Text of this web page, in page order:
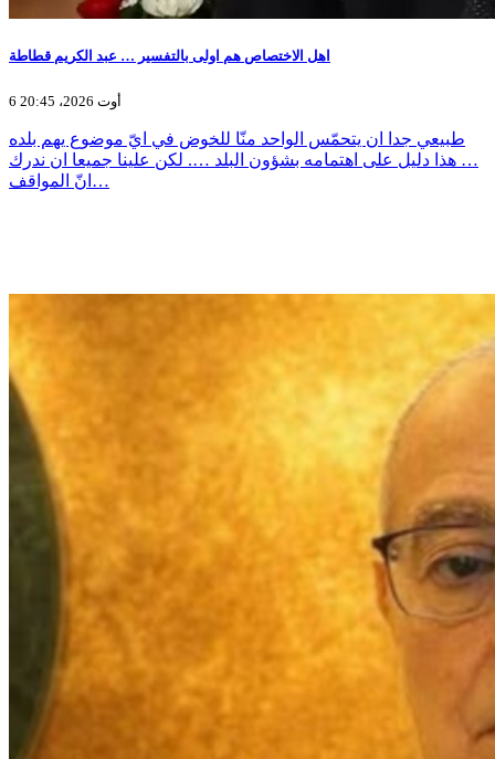
اهل الاختصاص هم اولى بالتفسير … عبد الكريم قطاطة
6 أوت 2026، 20:45
طبيعي جدا ان يتحمّس الواحد منّا للخوض في ايّ موضوع يهم بلده
… هذا دليل على اهتمامه بشؤون البلد …. لكن علينا جميعا ان ندرك
انّ المواقف…